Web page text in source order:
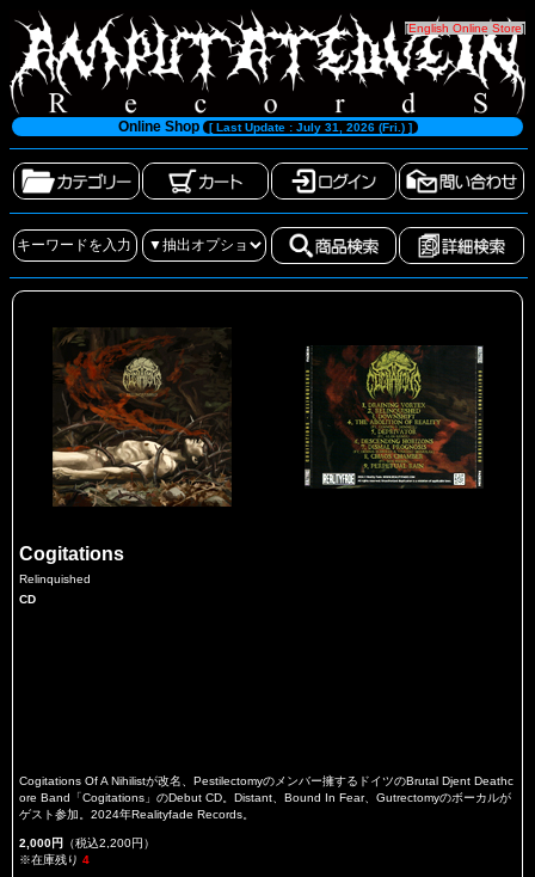
[English Online Store]
Online Shop [ Last Update : July 31, 2026 (Fri.) ]
Cogitations
Relinquished
CD
Cogitations Of A Nihilistが改名、Pestilectomyのメンバー擁するドイツのBrutal Djent Deathc
ore Band「Cogitations」のDebut CD。Distant、Bound In Fear、Gutrectomyのボーカルが
ゲスト参加。2024年Realityfade Records。
2,000円 （税込2,200円）
※在庫残り 4